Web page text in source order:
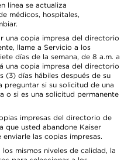
línea se actualiza
médicos, hospitales,
una copia impresa del directorio
llame a Servicio a los
días de la semana, de 8 a.m. a
una copia impresa del directorio
(3) días hábiles después de su
preguntar si su solicitud de una
o si es una solicitud permanente
impresas del directorio de
que usted abandone Kaiser
las copias impresas.
mismos niveles de calidad, la